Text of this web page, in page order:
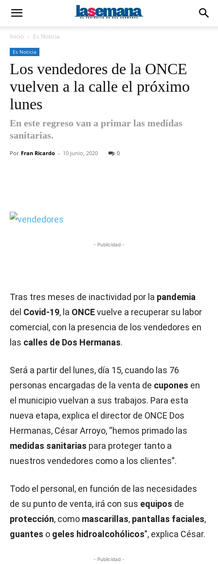
Inicio Es Noticia
Es Noticia
Los vendedores de la ONCE
vuelven a la calle el próximo
lunes
En este regreso van a primar las medidas
sanitarias.
Por Fran Ricardo - 10 junio, 2020 0
- Publicidad -
Tras tres meses de inactividad por la pandemia
del Covid-19, la ONCEvuelve a recuperar su labor
comercial, con la presencia de los vendedores en
las calles de Dos Hermanas.
Será a partir del lunes, día 15, cuando las 76
personas encargadas de la venta de cupones en
el municipio vuelvan a sus trabajos. Para esta
nueva etapa, explica el director de ONCE Dos
Hermanas, César Arroyo, “hemos primado las
medidas sanitarias para proteger tanto a
nuestros vendedores como a los clientes”.
Todo el personal, en función de las necesidades
de su punto de venta, irá con sus equipos de
protección, como mascarillas, pantallas faciales,
guantes o geles hidroalcohólicos”, explica César.
- Publicidad -